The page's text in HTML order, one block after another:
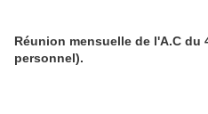
Réunion mensuelle de l'A.C du
personnel).